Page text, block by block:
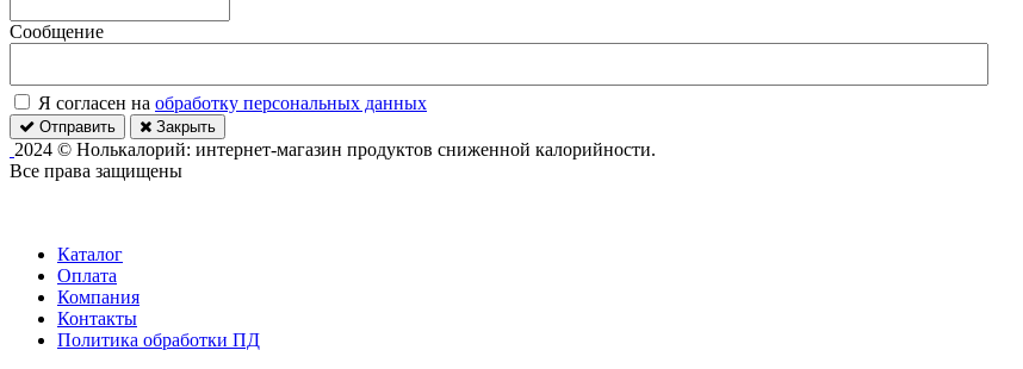
Сообщение
Я согласен на обработку персональных данных
Отправить Закрыть
2024 © Нолькалорий: интернет-магазин продуктов сниженной калорийности.
Все права защищены
Каталог
Оплата
Компания
Контакты
Политика обработки ПД